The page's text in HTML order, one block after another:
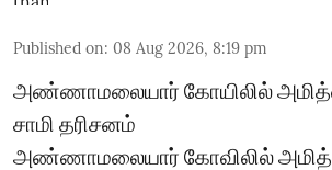
Published on: 08 Aug 2026, 8:19 pm
அண்ணாமலையார் கோயிலில்
சாமி தரிசனம்
அண்ணாமலையார் கோவிலில்